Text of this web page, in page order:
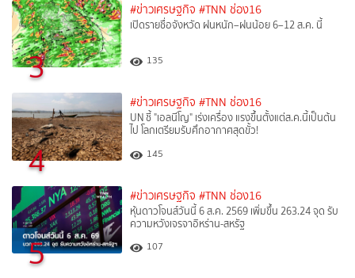
3
#ข่าวเศรษฐกิจ #TNN ช่อง16
เปิดรายชื่อจังหวัด ฝนหนัก–ฝนน้อย 6–12 ส.ค. นี้
135
4
#ข่าวเศรษฐกิจ #TNN ช่อง16
UN ชี้ "เอลนีโญ" เร่งเครื่อง แรงขึ้นตั้งแต่ส.ค.นี้เป็นต้น
ไป โลกเตรียมรับศึกอากาศสุดขั้ว!
145
5
#ข่าวเศรษฐกิจ #TNN ช่อง16
หุ้นดาวโจนส์วันนี้ 6 ส.ค. 2569 เพิ่มขึ้น 263.24 จุด รับ
ความหวังเจรจาอิหร่าน-สหรัฐ
107